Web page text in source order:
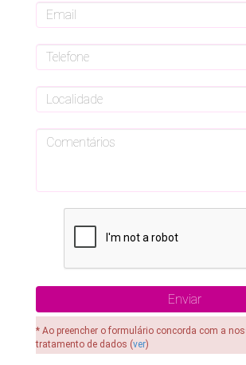
* Ao preencher o formulário concorda com a
tratamento de dados (ver)